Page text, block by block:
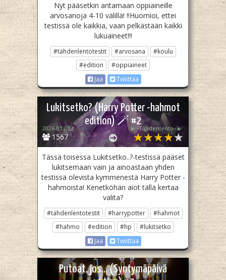
Nyt pääsetkin antamaan oppiaineille
arvosanoja 4-10 välillä! ‼️Huomioi, ettei
testissä ole kaikkia, vaan pelkästään kaikki
lukuaineet!‼️
#tähdenlentotestit #arvosana
#koulu
#edition
#oppiaineet
Jaa
Twiittaa
Lukitsetko? (Harry Potter -hahmot
edition) 🪄 #2
1567
2026-01-02 💫~Tähdenlento~💫
Tässä toisessa Lukitsetko..?-testissä pääset
lukitsemaan vain ja ainoastaan yhden
testissä olevista kymmenestä Harry Potter -
hahmoista! Kenetköhän aiot tällä kertaa
valita?
#tähdenlentotestit #harrypotter
#hahmot
#hahmo
#edition #hp
#lukitsetko
Jaa
Twiittaa
Putoat, jos... (Syntymäpäivä